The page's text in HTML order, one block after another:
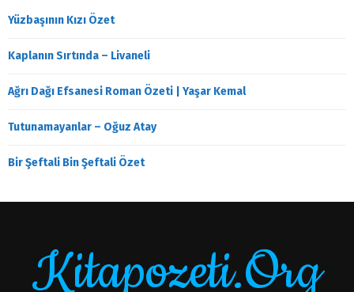
Yüzbaşının Kızı Özet
Kaplanın Sırtında – Livaneli
Ağrı Dağı Efsanesi Roman Özeti | Yaşar Kemal
Tutunamayanlar – Oğuz Atay
Bir Şeftali Bin Şeftali Özet
Kitapozeti.Org